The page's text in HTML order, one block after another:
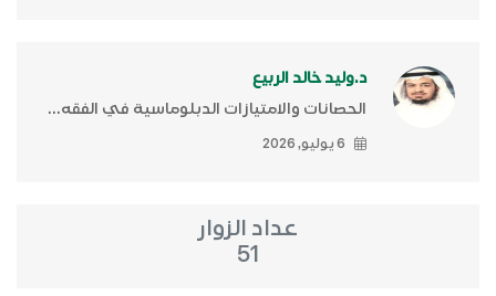
د.وليد خالد الربيع
الحصانات والامتيازات الدبلوماسية في الفقه...
6 يوليو, 2026
عداد الزوار
51